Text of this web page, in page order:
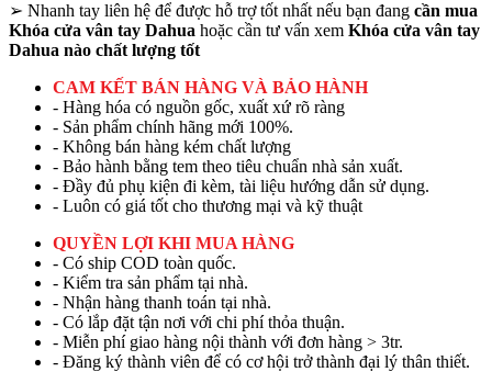
➢ Nhanh tay liên hệ để được hỗ trợ tốt nhất nếu bạn đang cần mua
Khóa cửa vân tay Dahua hoặc cần tư vấn xem Khóa cửa vân tay
Dahua nào chất lượng tốt
CAM KẾT BÁN HÀNG VÀ BẢO HÀNH
- Hàng hóa có nguồn gốc, xuất xứ rõ ràng
- Sản phẩm chính hãng mới 100%.
- Không bán hàng kém chất lượng
- Bảo hành bằng tem theo tiêu chuẩn nhà sản xuất.
- Đầy đủ phụ kiện đi kèm, tài liệu hướng dẫn sử dụng.
- Luôn có giá tốt cho thương mại và kỹ thuật
QUYỀN LỢI KHI MUA HÀNG
- Có ship COD toàn quốc.
- Kiểm tra sản phẩm tại nhà.
- Nhận hàng thanh toán tại nhà.
- Có lắp đặt tận nơi với chi phí thỏa thuận.
- Miễn phí giao hàng nội thành với đơn hàng > 3tr.
- Đăng ký thành viên để có cơ hội trở thành đại lý thân thiết.